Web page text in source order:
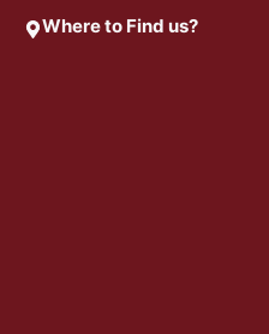
Where to Find us?